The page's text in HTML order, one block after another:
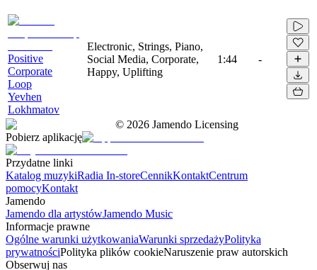
Positive
Corporate
Loop
Yevhen
Lokhmatov
Electronic, Strings, Piano,
Social Media, Corporate,
Happy, Uplifting
1:44 -
© 2026 Jamendo Licensing
Pobierz aplikację
Przydatne linki
Katalog muzykiRadia In-storeCennikKontaktCentrum
pomocyKontakt
Jamendo
Jamendo dla artystówJamendo Music
Informacje prawne
Ogólne warunki użytkowaniaWarunki sprzedażyPolityka
prywatnościPolityka plików cookieNaruszenie praw autorskich
Obserwuj nas